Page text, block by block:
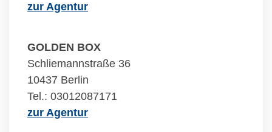
zur Agentur
GOLDEN BOX
Schliemannstraße 36
10437 Berlin
Tel.: 03012087171
zur Agentur